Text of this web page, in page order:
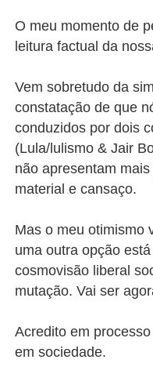
O meu momento de
leitura factual da
Vem sobretudo da
constatação de que
conduzidos por dois
(Lula/lulismo & Jair
não apresentam
material e cansaço.
Mas o meu otimismo
uma outra opção
cosmovisão liberal
mutação. Vai ser
Acredito em
em sociedade.